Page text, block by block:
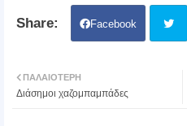
Facebook
ΠΑΛΑΙΌΤΕΡΗ
Διάσημοι χαζομπαμπάδες